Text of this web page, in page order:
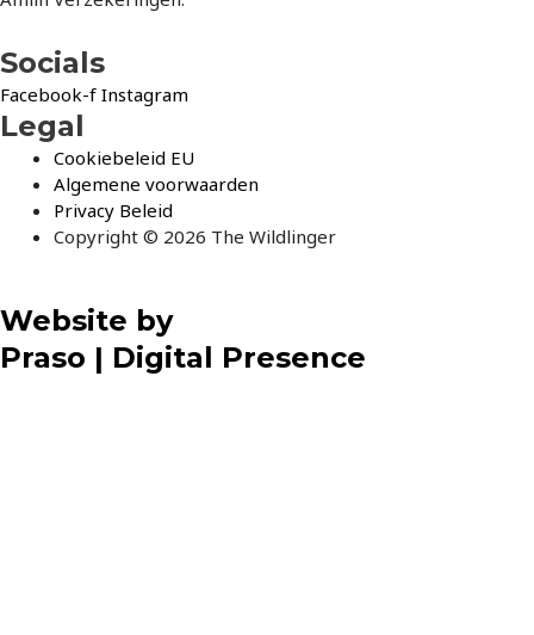
Socials
Facebook-f Instagram
Legal
Cookiebeleid EU
Algemene voorwaarden
Privacy Beleid
Copyright © 2026 The Wildlinger
Website by
Praso | Digital Presence